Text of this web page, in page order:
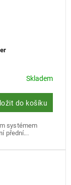
Skladem
do košíku
systémem
přední...